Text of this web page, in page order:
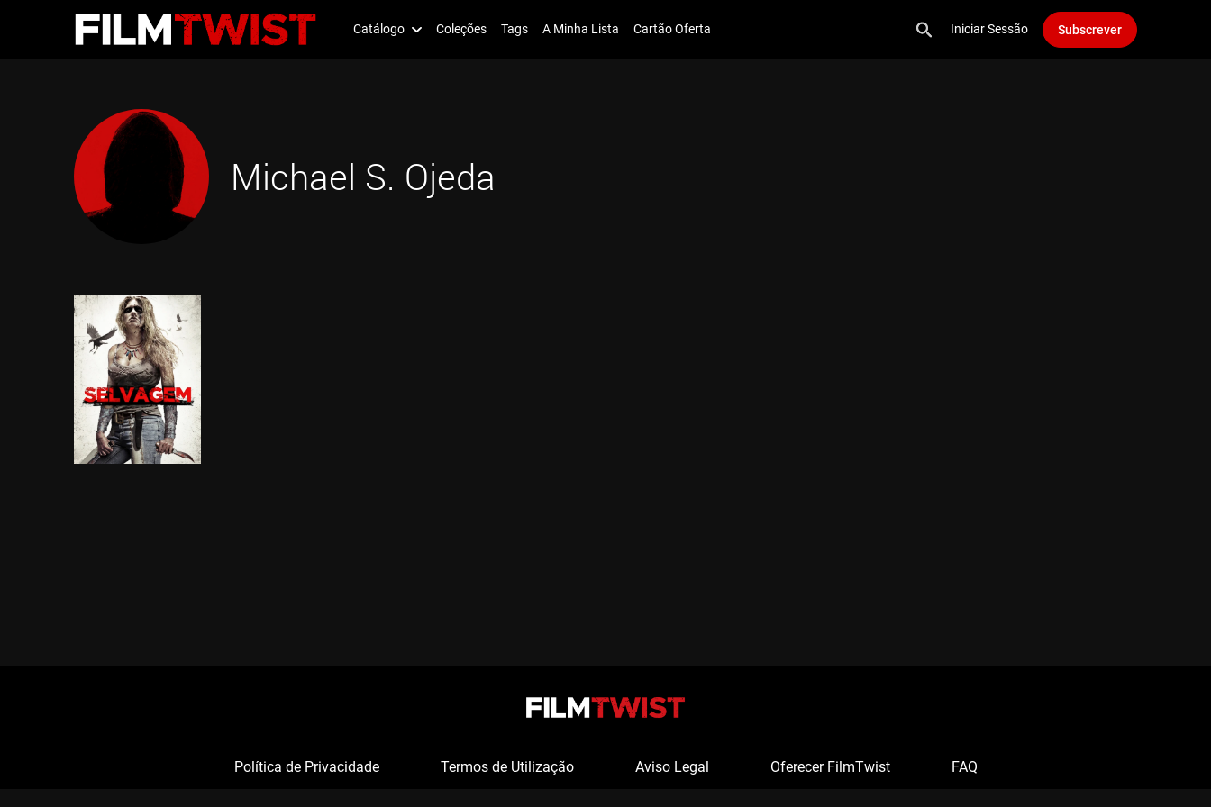
Catálogo Coleções Tags A Minha Lista Cartão Oferta Iniciar Sessão Subscrever
Michael S. Ojeda
Política de Privacidade Termos de Utilização Aviso Legal Oferecer FilmTwist FAQ